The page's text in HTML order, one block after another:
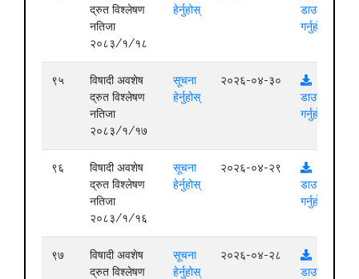
द्रुत विश्लेषण
नतिजा
२०८३/१/१८
हेर्नुहोस्
डाउनलोड
गर्नुहोस्
९५
विषादी अवशेष
द्रुत विश्लेषण
नतिजा
२०८३/१/१७
सूचना
हेर्नुहोस्
२०२६-०४-३०
डाउनलोड
गर्नुहोस्
९६
विषादी अवशेष
द्रुत विश्लेषण
नतिजा
२०८३/१/१६
सूचना
हेर्नुहोस्
२०२६-०४-२९
डाउनलोड
गर्नुहोस्
९७
विषादी अवशेष
द्रुत विश्लेषण
सूचना
हेर्नुहोस्
२०२६-०४-२८
डाउनलोड